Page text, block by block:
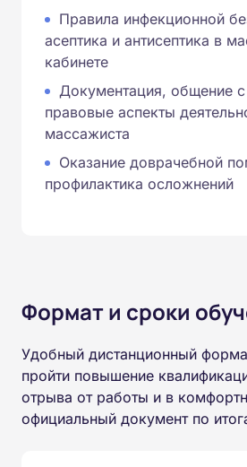
Правила инфекционной
асептика и антисептика в
кабинете
Документация, общение
правовые аспекты
массажиста
Оказание доврачебной
профилактика осложнений
Формат и сроки
Удобный дистанционный
пройти повышение
отрыва от работы и в
официальный документ по